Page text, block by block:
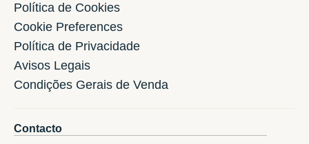
Política de Cookies
Cookie Preferences
Política de Privacidade
Avisos Legais
Condições Gerais de Venda
Contacto